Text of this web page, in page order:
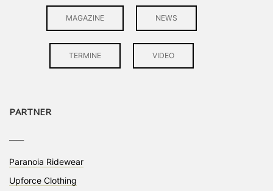
MAGAZINE NEWS
TERMINE VIDEO
PARTNER
Paranoia Ridewear
Upforce Clothing